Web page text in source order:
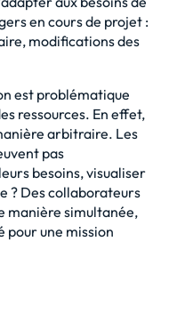
en cours de projet :
modifications des
est problématique
ressources. En effet,
arbitraire. Les
pas
besoins, visualiser
? Des collaborateurs
manière simultanée,
pour une mission